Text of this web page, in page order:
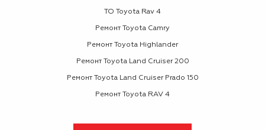
ТО Toyota Rav 4
Ремонт Toyota Camry
Ремонт Toyota Highlander
Ремонт Toyota Land Cruiser 200
Ремонт Toyota Land Cruiser Prado 150
Ремонт Toyota RAV 4